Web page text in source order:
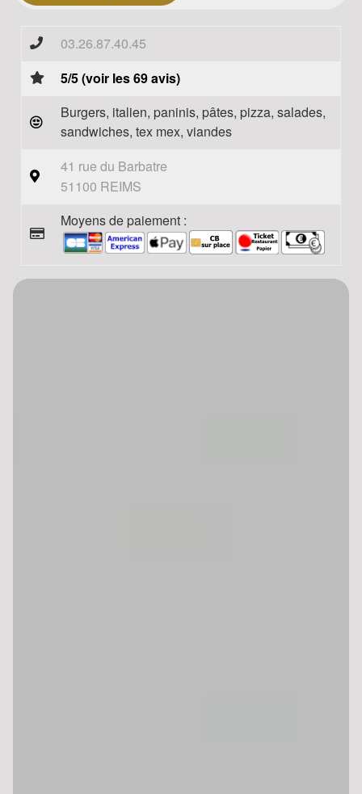
03.26.87.40.45
5/5 (voir les 69 avis)
Burgers, italien, paninis, pâtes, pizza, salades,
sandwiches, tex mex, viandes
41 rue du Barbatre
51100 REIMS
Moyens de paiement :